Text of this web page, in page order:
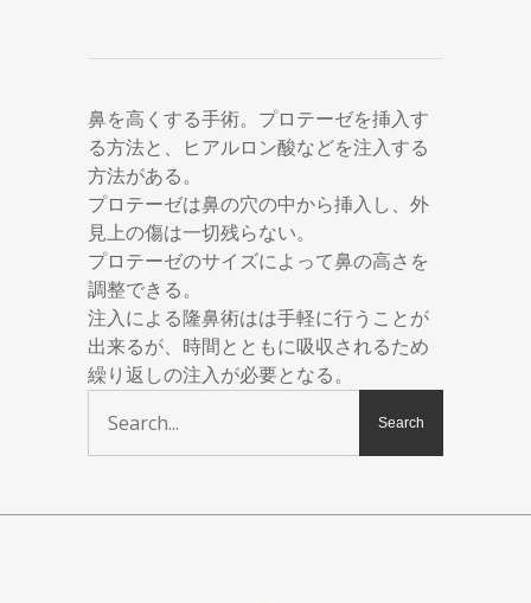
鼻を高くする手術。プロテーゼを挿入す
る方法と、ヒアルロン酸などを注入する
方法がある。
プロテーゼは鼻の穴の中から挿入し、外
見上の傷は一切残らない。
プロテーゼのサイズによって鼻の高さを
調整できる。
注入による隆鼻術はは手軽に行うことが
出来るが、時間とともに吸収されるため
繰り返しの注入が必要となる。